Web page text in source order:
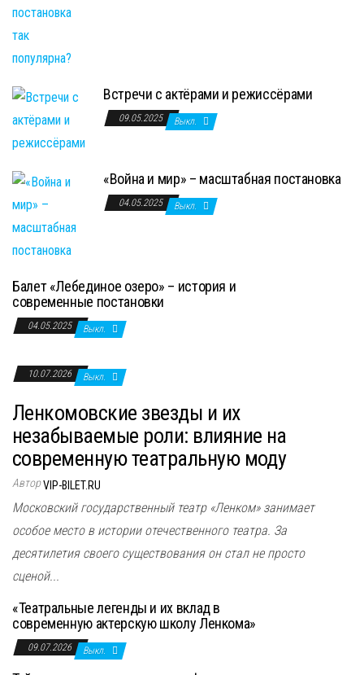
Встречи с актёрами и режиссёрами
09.05.2025 Выкл.
«Война и мир» – масштабная постановка
04.05.2025 Выкл.
Балет «Лебединое озеро» – история и
современные постановки
04.05.2025 Выкл.
10.07.2026 Выкл.
Ленкомовские звезды и их
незабываемые роли: влияние на
современную театральную моду
АвторVIP-BILET.RU
Московский государственный театр «Ленком» занимает
особое место в истории отечественного театра. За
десятилетия своего существования он стал не просто
сценой...
«Театральные легенды и их вклад в
современную актерскую школу Ленкома»
09.07.2026 Выкл.